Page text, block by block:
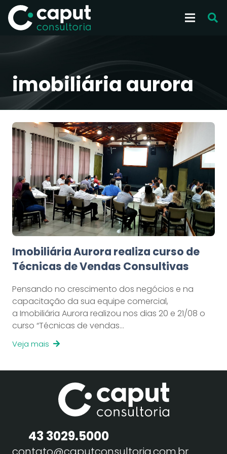
imobiliária aurora
Imobiliária Aurora realiza curso de
Técnicas de Vendas Consultivas
Pensando no crescimento dos negócios e na
capacitação da sua equipe comercial,
a Imobiliária Aurora realizou nos dias 20 e 21/08 o
curso “Técnicas de vendas…
Veja mais
43 3029.5000